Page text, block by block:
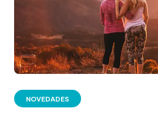
NOVEDADES